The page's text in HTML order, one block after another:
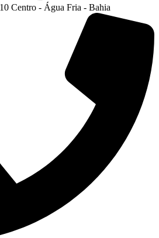
Centro - Água Fria - Bahia